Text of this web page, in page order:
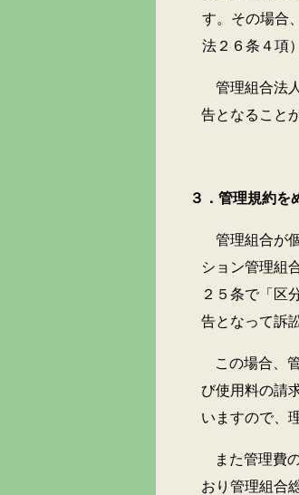
す。その場合
法２６条４項
管理組合法
告となること
３．管理規約を
管理組合が
ション管理組
２５条で「区
告となって訴
この場合、
び使用料の請
いますので、
また管理費
おり管理組合